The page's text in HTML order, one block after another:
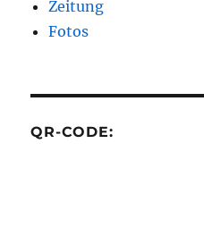
Zeitung
Fotos
QR-CODE: